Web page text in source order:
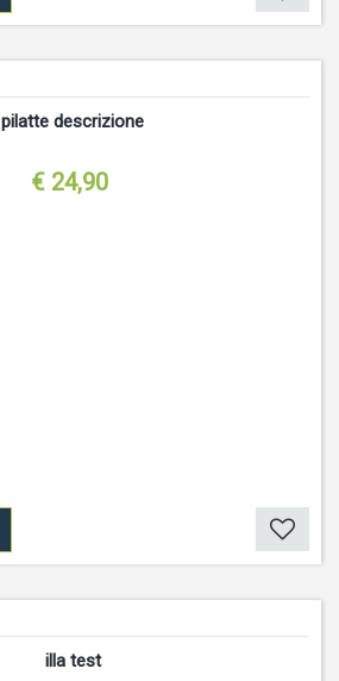
pilatte descrizione
€ 24,90
illa test